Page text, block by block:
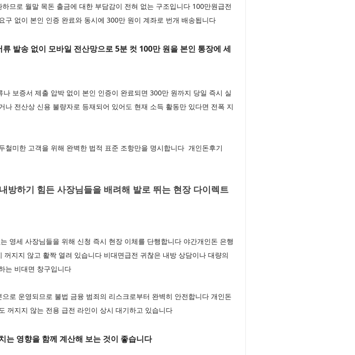
므로 월말 목돈 출금에 대한 부담감이 전혀 없는 구조입니다 100만원급전
없이 본인 인증 완료와 동시에 300만 원이 계좌로 번개 배송됩니다
발송 없이 모바일 전산망으로 5분 컷 100만 원을 본인 통장에 세
보증서 제출 압박 없이 본인 인증이 완료되면 300만 원까지 당일 즉시 실
전산상 신용 불량자로 등재되어 있어도 현재 소득 활동만 있다면 전폭 지
미한 고객을 위해 완벽한 법적 표준 조항만을 명시합니다 개인돈후기
방하기 힘든 사장님들을 배려해 발로 뛰는 현장 다이렉트
영세 사장님들을 위해 신청 즉시 현장 이체를 단행합니다 야간개인돈 은행
지지 않고 활짝 열려 있습니다 비대면급전 귀찮은 내방 상담이나 대량의
는 비대면 창구입니다
로 운영되므로 불법 금융 범죄의 리스크로부터 완벽히 안전합니다 개인돈
꺼지지 않는 전용 급전 라인이 상시 대기하고 있습니다
는 영향을 함께 계산해 보는 것이 좋습니다